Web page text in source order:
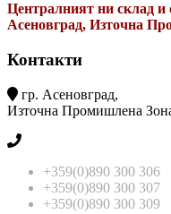
Централният ни склад и
Асеновград, Източна
Контакти
гр. Асеновград,
Източна Промишлена
+359(0)890 300 306
+359(0)890 300 307
+359(0)890 300 309